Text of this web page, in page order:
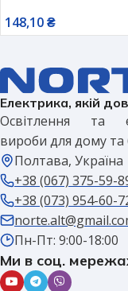
148,10₴
Електрика, якій
Освітлення та
вироби для дому та
Полтава, Україна
+38 (067) 375-59-
+38 (073) 954-60-
Пн-Пт: 9:00-18:00
Ми в соц.